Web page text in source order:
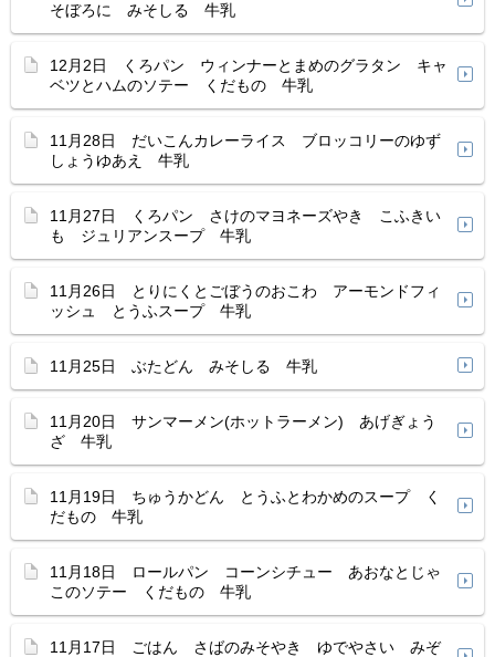
そぼろに みそしる 牛乳
12月2日 くろパン ウィンナーとまめのグラタン キャ
ベツとハムのソテー くだもの 牛乳
11月28日 だいこんカレーライス ブロッコリーのゆず
しょうゆあえ 牛乳
11月27日 くろパン さけのマヨネーズやき こふきい
も ジュリアンスープ 牛乳
11月26日 とりにくとごぼうのおこわ アーモンドフィ
ッシュ とうふスープ 牛乳
11月25日 ぶたどん みそしる 牛乳
11月20日 サンマーメン(ホットラーメン) あげぎょう
ざ 牛乳
11月19日 ちゅうかどん とうふとわかめのスープ く
だもの 牛乳
11月18日 ロールパン コーンシチュー あおなとじゃ
このソテー くだもの 牛乳
11月17日 ごはん さばのみそやき ゆでやさい みぞ